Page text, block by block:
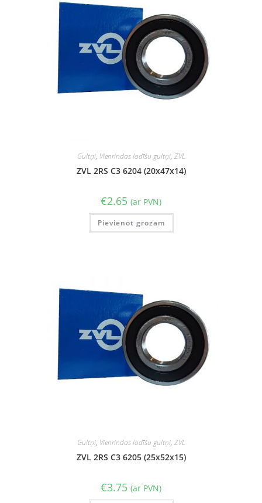
Gultņi, Vienrindas lodīšu gultņi, ZVL
ZVL 2RS C3 6204 (20x47x14)
€2.65 (ar PVN)
Pievienot grozam
Gultņi, Vienrindas lodīšu gultņi, ZVL
ZVL 2RS C3 6205 (25x52x15)
€3.75 (ar PVN)